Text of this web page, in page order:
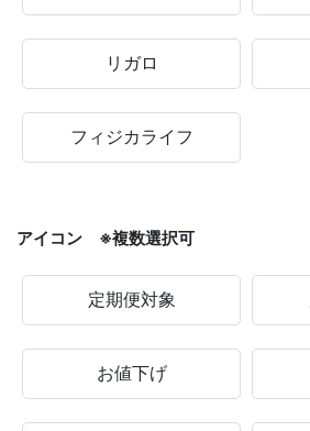
リガロ
フィジカライフ
アイコン ※複数選択可
定期便対象
お値下げ